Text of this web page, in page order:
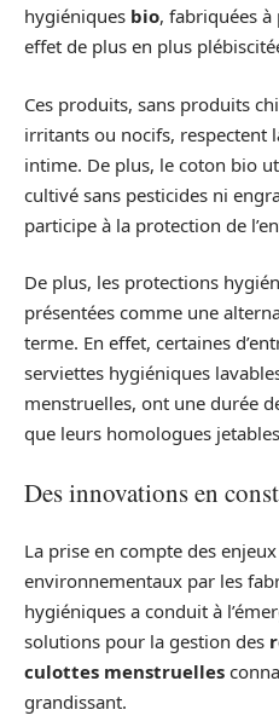
hygiéniques bio, fabriquées
effet de plus en plus
Ces produits, sans produits
irritants ou nocifs, respectent
intime. De plus, le coton bio
cultivé sans pesticides ni
participe à la protection de
De plus, les protections
présentées comme une
terme. En effet, certaines
serviettes hygiéniques
menstruelles, ont une durée
que leurs homologues
Des innovations en
La prise en compte des
environnementaux par les
hygiéniques a conduit à
solutions pour la gestion des
culottes menstruelles
grandissant.